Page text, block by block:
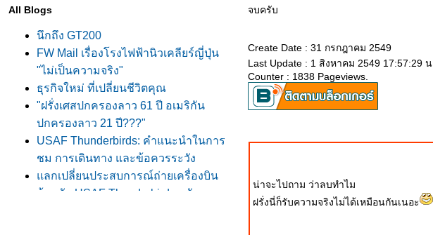
All Blogs
นึกถึง GT200
FW Mail เรื่องโรงไฟฟ้านิวเคลียร์ญี่ปุ่น
"ไม่เป็นความจริง"
ธุรกิจใหม่ ที่เปลี่ยนชีวิตคุณ
"ฝรั่งเศสปกครองลาว 61 ปี อเมริกัน
ปกครองลาว 21 ปี???"
USAF Thunderbirds: คำแนะนำในการ
ชม การเดินทาง และข้อควรระวัง
ลกเปลี่ยนประสบการณ์ถ่ายเครื่องบิน
ต้อนรับ USAF Thunderbirds ครับ
จบครับ
Create Date : 31 กรกฎาคม 2549
Last Update : 1 สิงหาคม 2549 17:57:29 น.
Counter : 1838 Pageviews.
น่าจะไปถาม ว่าลบทำไม
ฝรั่งนี่ก็รับความจริงไม่ได้เหมือนกันเนอะ